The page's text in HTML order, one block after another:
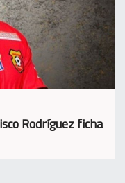
Rodríguez ficha